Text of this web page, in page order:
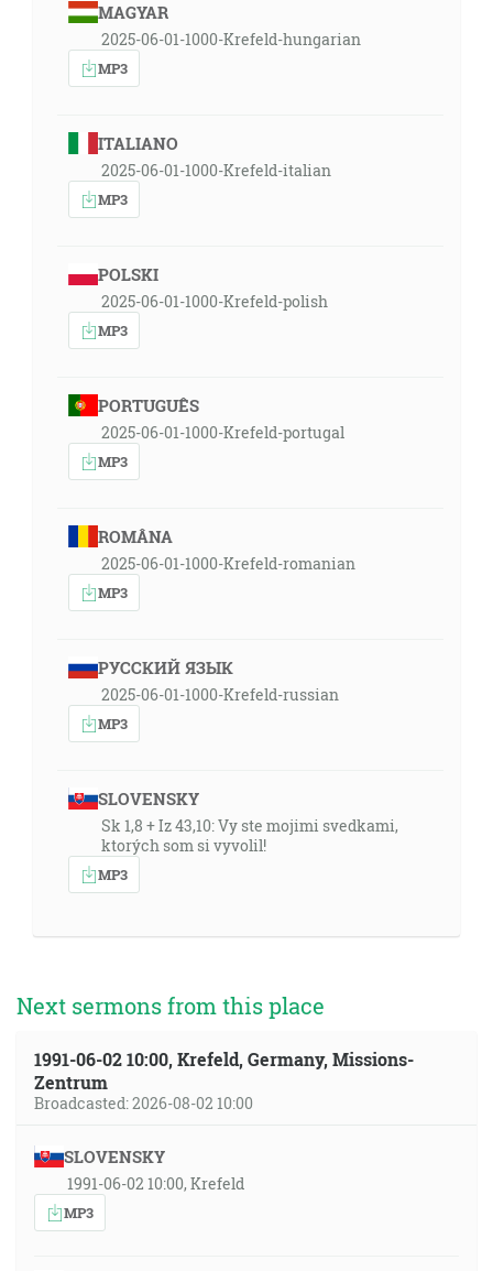
MAGYAR
2025-06-01-1000-Krefeld-hungarian
MP3
ITALIANO
2025-06-01-1000-Krefeld-italian
MP3
POLSKI
2025-06-01-1000-Krefeld-polish
MP3
PORTUGUÊS
2025-06-01-1000-Krefeld-portugal
MP3
ROMÂNA
2025-06-01-1000-Krefeld-romanian
MP3
РУССКИЙ ЯЗЫК
2025-06-01-1000-Krefeld-russian
MP3
SLOVENSKY
Sk 1,8 + Iz 43,10: Vy ste mojimi svedkami,
ktorých som si vyvolil!
MP3
Next sermons from this place
1991-06-02 10:00, Krefeld, Germany, Missions-
Zentrum
Broadcasted: 2026-08-02 10:00
SLOVENSKY
1991-06-02 10:00, Krefeld
MP3